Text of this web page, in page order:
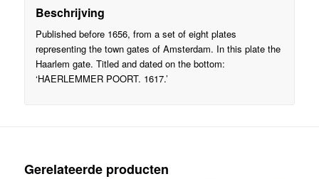
Beschrijving
Published before 1656, from a set of eight plates
representing the town gates of Amsterdam. In this plate the
Haarlem gate. Titled and dated on the bottom:
‘HAERLEMMER POORT. 1617.’
Gerelateerde producten